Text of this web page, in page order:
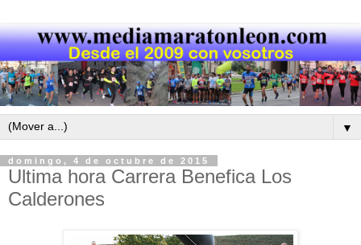
▼
domingo, 4 de octubre de 2015
Ultima hora Carrera Benefica Los
Calderones